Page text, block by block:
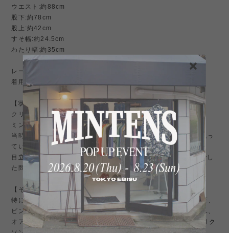
ウエスト:約88cm
股下:約78cm
股上:約42cm
すそ幅:約24.5cm
わたり幅:約35cm
レーヨン100% USA製
着用モデル185cm85kg
【状態】
クリーニング済み。
ミントコンディション。
当時の年代としてはコンディションも良く、生地にまだハリが残っ
ています。
目立つような傷汚れはありません。ビンテージ古着に慣れた方でし
た問題なくお使い頂けます。
【その他】
特にアメリカ古着や Levi's リーバイス 501 66前期 501xx bigE、
ビンテージデニムなど、ビンテージ好きでラルフローレン、RRL、
オアスロウ、patagonia パタゴニア、リアルマッコイズ、バズリク